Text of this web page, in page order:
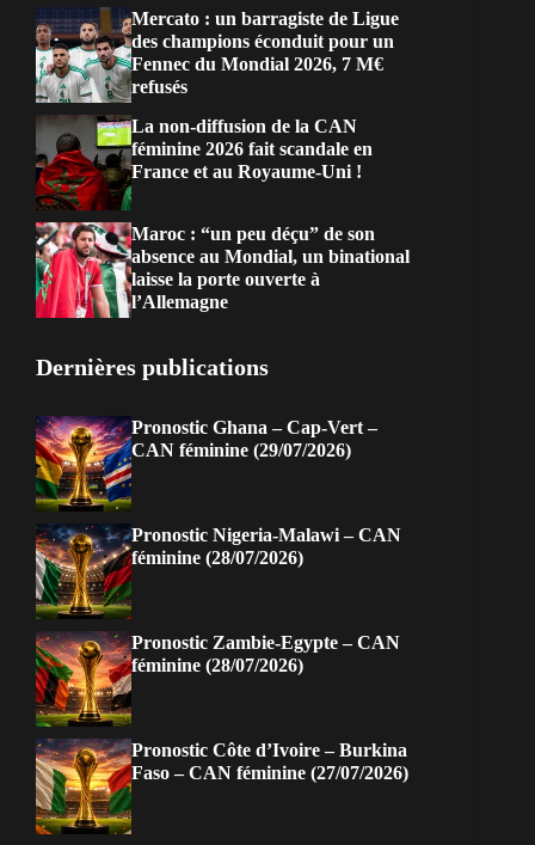
Mercato : un barragiste de Ligue
des champions éconduit pour un
Fennec du Mondial 2026, 7 M€
refusés
La non-diffusion de la CAN
féminine 2026 fait scandale en
France et au Royaume-Uni !
Maroc : “un peu déçu” de son
absence au Mondial, un binational
laisse la porte ouverte à
l’Allemagne
Dernières publications
Pronostic Ghana – Cap-Vert –
CAN féminine (29/07/2026)
Pronostic Nigeria-Malawi – CAN
féminine (28/07/2026)
Pronostic Zambie-Egypte – CAN
féminine (28/07/2026)
Pronostic Côte d’Ivoire – Burkina
Faso – CAN féminine (27/07/2026)